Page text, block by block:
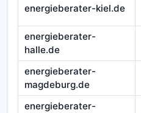
energieberater-kiel.de
energieberater-
halle.de
energieberater-
magdeburg.de
energieberater-